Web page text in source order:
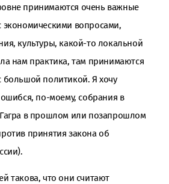
принимаются очень важные
экономическими вопросами,
культуры, какой-то локальной
нам практика, там принимаются
большой политикой. Я хочу
по-моему, собрания в
в прошлом или позапрошлом
принятия закона об
такова, что они считают